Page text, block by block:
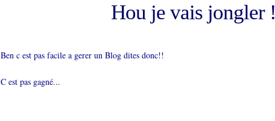
Hou je vais jongler !
Ben c est pas facile a gerer un Blog dites donc!!
C est pas gagné...